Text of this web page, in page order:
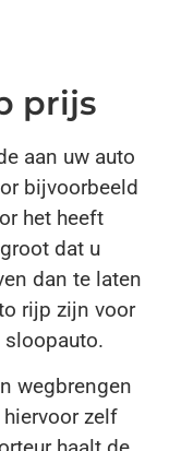
prijs
aan uw auto
bijvoorbeeld
het heeft
dat u
dan te laten
rijp zijn voor
sloopauto.
wegbrengen
hiervoor zelf